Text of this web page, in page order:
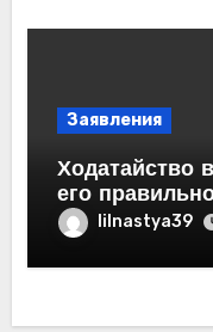
Заявления
Ходатайство
его
lilnastya39